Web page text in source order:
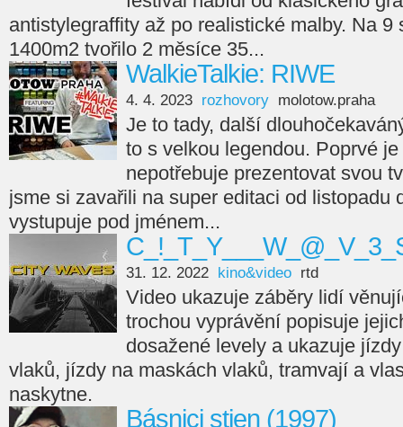
antistylegraffity až po realistické malby. Na 9
1400m2 tvořilo 2 měsíce 35...
WalkieTalkie: RIWE
4. 4. 2023 rozhovory molotow.praha
Je to tady, další
to s velkou legendou. Poprvé
nepotřebuje prezentovat svou
jsme si zavařili na super editaci od listopadu
vystupuje pod jménem...
31. 12. 2022 kino&video rtd
Video ukazuje záběry lidí
trochou vyprávění popisuje
dosažené levely a ukazuje
vlaků, jízdy na maskách vlaků, tramvají a
naskytne.
Básnici stien (1997)